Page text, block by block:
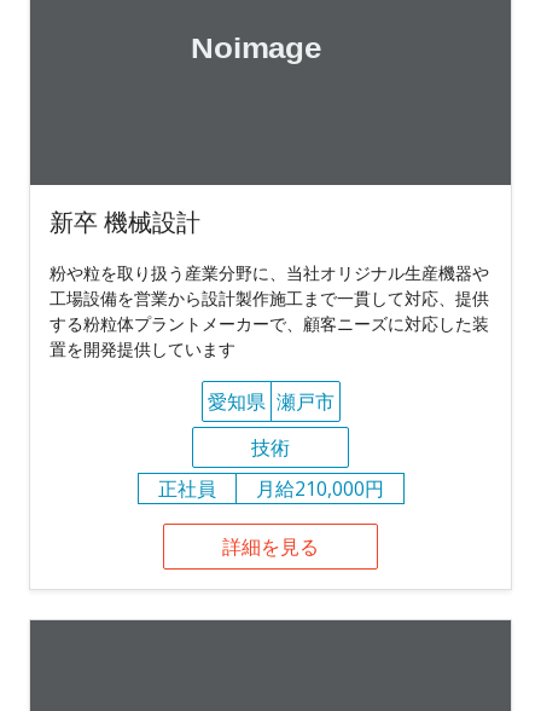
新卒 機械設計
粉や粒を取り扱う産業分野に、当社オリジナル生産機器や
工場設備を営業から設計製作施工まで一貫して対応、提供
する粉粒体プラントメーカーで、顧客ニーズに対応した装
置を開発提供しています
愛知県 瀬戸市
技術
正社員
月給210,000円
詳細を見る